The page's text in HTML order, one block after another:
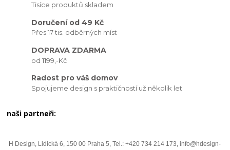
Tisíce produktů skladem
Doručení od 49 Kč
Přes 17 tis. odběrných míst
DOPRAVA ZDARMA
od 1199,-Kč
Radost pro váš domov
Spojujeme design s praktičností už několik let
naši partneři:
H Design, Lidická 6, 150 00 Praha 5, Tel.: +420 734 214 173, info@hdesign-